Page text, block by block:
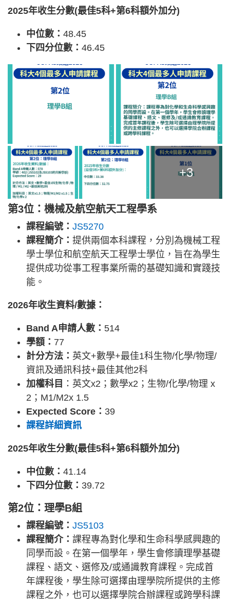
2025年收生分數(最佳5科+第6科額外加分)
中位數： 48.45
下四分位數： 46.45
+3
第3位：機械及航空航天工程學系
課程編號： JS5270
課程簡介： 提供兩個本科課程，分別為機械工程
學士學位和航空航天工程學士學位，旨在為學生
提供成功從事工程事業所需的基礎知識和實踐技
能。
2026年收生資料/數據：
Band A申請人數： 514
學額： 77
計分方法： 英文+數學+最佳1科生物/化學/物理/
資訊及通訊科技+最佳其他2科
加權科目 ：英文x2；數學x2；生物/化學/物理 x
2；M1/M2x 1.5
Expected Score： 39
課程詳細資訊
2025年收生分數(最佳5科+第6科額外加分)
中位數： 41.14
下四分位數： 39.72
第2位：理學B組
課程編號： JS5103
課程簡介： 課程專為對化學和生命科學感興趣的
同學而設。在第一個學年，學生會修讀理學基礎
課程、語文、選修及/或通識教育課程。完成首
年課程後，學生除可選擇由理學院所提供的主修
課程之外，也可以選擇學院合辦課程或跨學科課